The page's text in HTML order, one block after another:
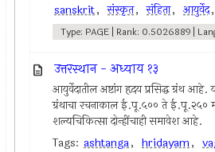
sanskrit, संस्कृत, संहिता, आयुर्वेद,
Type: PAGE | Rank: 0.5026889 |
उत्तरस्थान - अध्याय १३
आयुर्वेदातील अष्टांग हृदय प्रसिद्ध ग्रंथ
ग्रंथाचा रचनाकाल ई.पू.५०० ते ई.पू.२५०
शल्यचिकित्सा दोन्हींचाही समावेश आहे.
Tags: ashtanga, hridayam,